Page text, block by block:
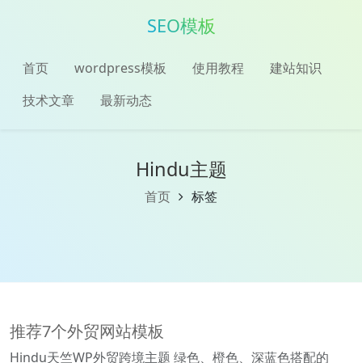
SEO模板
首页 wordpress模板 使用教程
建站知识
技术文章
最新动态
Hindu主题
首页 标签
推荐7个外贸网站模板
Hindu天竺WP外贸跨境主题 绿色、橙色、深蓝色搭配的